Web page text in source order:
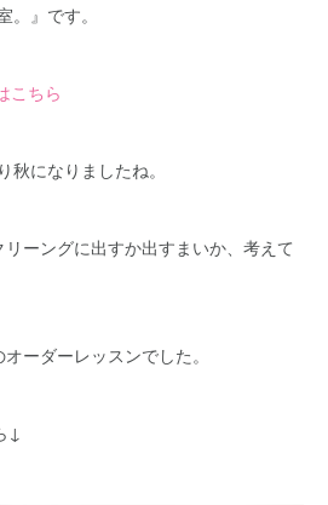
』です。
こちら
になりましたね。
ーングに出すか出すまいか、考えて
ーダーレッスンでした。
↓